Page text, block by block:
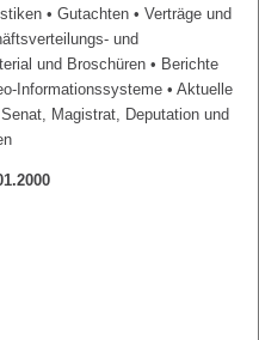
• Gutachten • Verträge und
und
und Broschüren • Berichte
Informationssysteme • Aktuelle
Senat, Magistrat, Deputation und